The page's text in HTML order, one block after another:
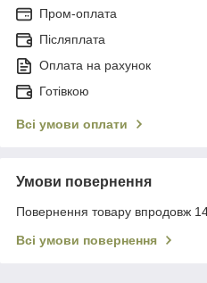
Пром-оплата
Післяплата
Оплата на рахунок
Готівкою
Всі умови оплати
Умови повернення
Повернення товару впродовж
Всі умови повернення